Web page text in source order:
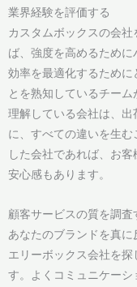
業界経験を評価する
カスタムボックスの会
ば、強度を高めるため
効率を最適化するために
とを熟知しているチー
理解している会社は、出
に、すべての違いを生
した会社であれば、お
安心感もあります。
顧客サービスの質を調査
あなたのブランドを真
エリーボックス会社を
す。よくコミュニケー